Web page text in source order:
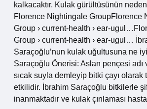
kalkacaktır. Kulak gürültüsünün
Florence Nightingale GroupFlorence
Group › current-health › ear-
Group › current-health › ear-ugul…
Saraçoğlu’nun kulak uğultusuna ne
Saraçoğlu Önerisi: Aslan pençesi adı
sıcak suyla demleyip bitki çayı olarak
etkilidir. İbrahim Saraçoğlu bitkilerle
inanmaktadır ve kulak çınlaması